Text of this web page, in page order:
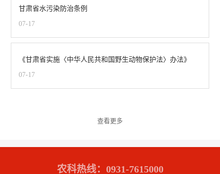
甘肃省水污染防治条例
07-17
《甘肃省实施〈中华人民共和国野生动物保护法〉办法》
07-17
查看更多
农科热线：0931-7615000